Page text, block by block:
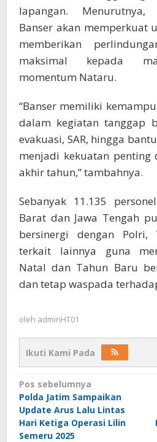
lapangan.
Banser akan memperkuat
memberikan
maksimal kepada
momentum Nataru.
“Banser memiliki
dalam kegiatan tanggap
evakuasi, SAR, hingga
menjadi kekuatan penting
akhir tahun,” tambahnya.
Sebanyak 11.135
Barat dan Jawa Tengah
bersinergi dengan Polri,
terkait lainnya guna
Natal dan Tahun Baru
dan tetap waspada
oleh adminHT01
Ikuti Kami Pada
Navigasi
pos
Pos sebelumnya
Polda Jatim Sampaikan
Update Arus Lalu Lintas
Hari Ketiga Operasi Lilin
Semeru 2025